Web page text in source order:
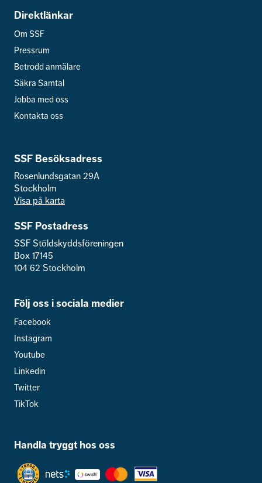
Direktlänkar
Om SSF
Pressrum
Betrodd anmälare
Säkra Samtal
Jobba med oss
Kontakta oss
SSF Besöksadress
Rosenlundsgatan 29A
Stockholm
Visa på karta
SSF Postadress
SSF Stöldskyddsföreningen
Box 17145
104 62 Stockholm
Följ oss i sociala medier
Facebook
Instagram
Youtube
Linkedin
Twitter
TikTok
Handla tryggt hos oss